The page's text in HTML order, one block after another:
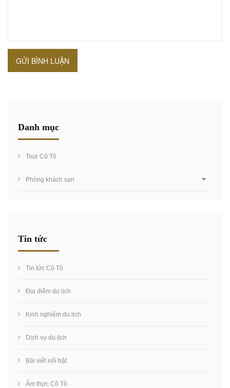
GỬI BÌNH LUẬN
Danh mục
Tour Cô Tô
Phòng khách sạn
Tin tức
Tin tức Cô Tô
Địa điểm du lịch
Kinh nghiệm du lịch
Dịch vụ du lịch
Bài viết nổi bật
Ẩm thực Cô Tô